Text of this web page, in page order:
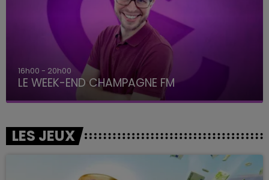
16h00 - 20h00
LE WEEK-END CHAMPAGNE FM
LES JEUX